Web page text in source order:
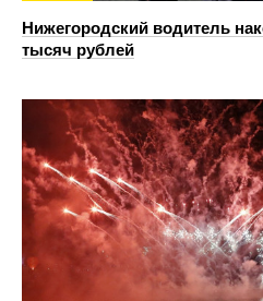
Нижегородский водитель
тысяч рублей